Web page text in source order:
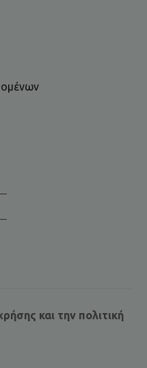
και την πολιτική